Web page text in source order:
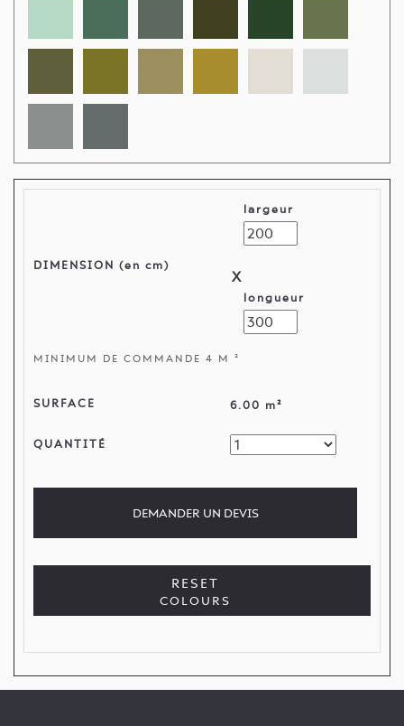
DIMENSION (en cm)
largeur
X
longueur
MINIMUM DE COMMANDE 4 M ²
SURFACE 6.00 m²
QUANTITÉ
DEMANDER UN DEVIS
RESET
COLOURS